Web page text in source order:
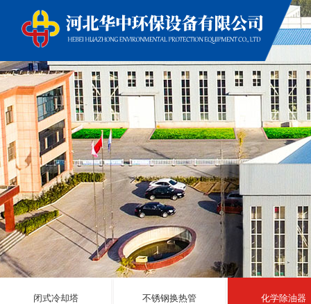
闭式冷却塔 不锈钢换热管 化学除油器